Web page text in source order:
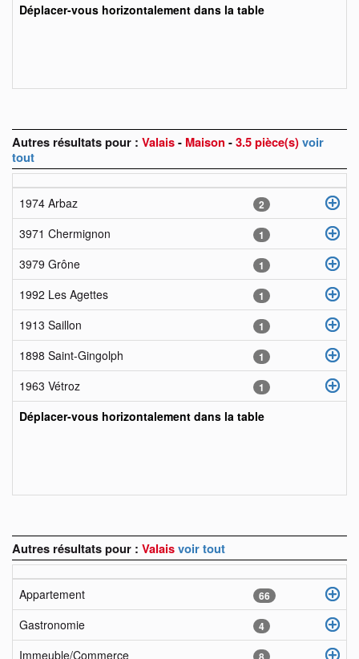
Déplacer-vous horizontalement dans la table
Autres résultats pour : Valais- Maison -3.5 pièce(s)voir
tout
1974 Arbaz 2
3971 Chermignon 1
3979 Grône 1
1992 Les Agettes 1
1913 Saillon 1
1898 Saint-Gingolph 1
1963 Vétroz 1
Déplacer-vous horizontalement dans la table
Autres résultats pour : Valaisvoir tout
Appartement 66
Gastronomie 4
Immeuble/Commerce